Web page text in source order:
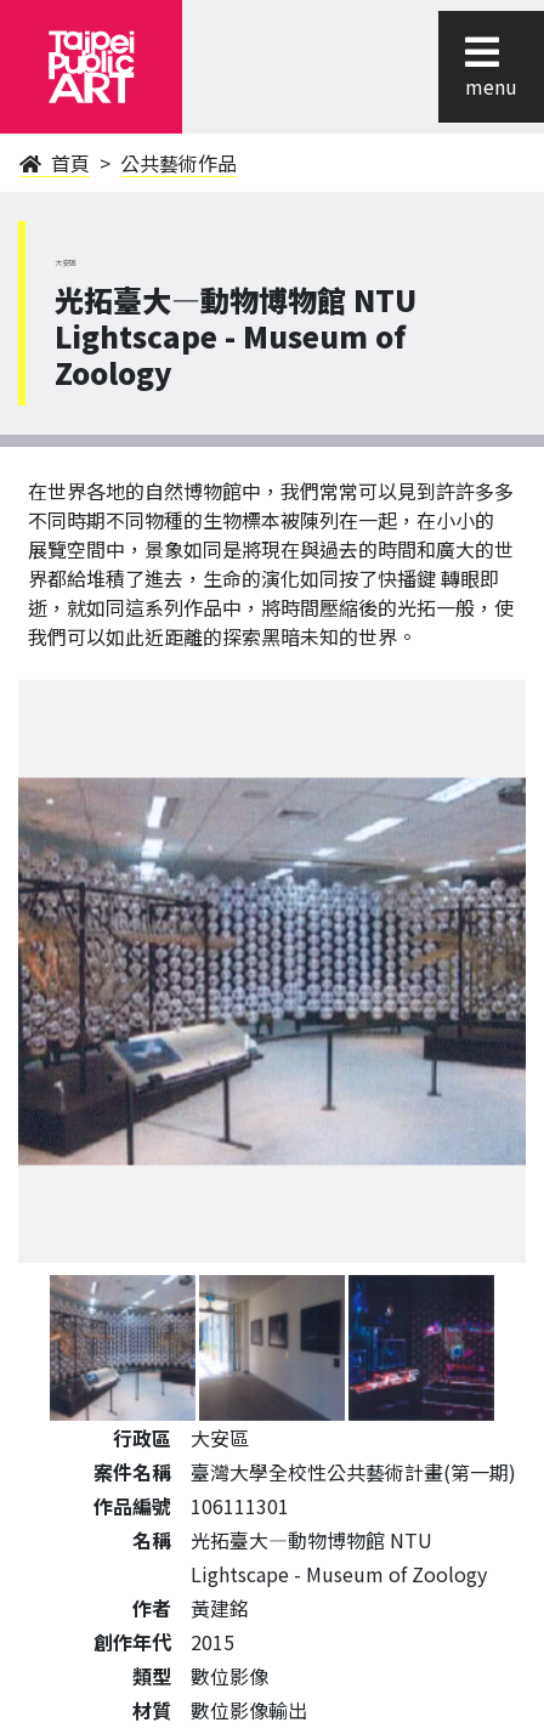
menu
首頁 公共藝術作品
大安區
光拓臺大—動物博物館 NTU
Lightscape - Museum of
Zoology
在世界各地的自然博物館中，我們常常可以見到許許多多
不同時期不同物種的生物標本被陳列在一起，在小小的
展覽空間中，景象如同是將現在與過去的時間和廣大的世
界都給堆積了進去，生命的演化如同按了快播鍵 轉眼即
逝，就如同這系列作品中，將時間壓縮後的光拓一般，使
我們可以如此近距離的探索黑暗未知的世界。
公共藝術作品詳細資料
行政區
大安區
案件名稱
臺灣大學全校性公共藝術計畫(第一期)
作品編號
106111301
名稱
光拓臺大—動物博物館 NTU
Lightscape - Museum of Zoology
作者
黃建銘
創作年代
2015
類型
數位影像
材質
數位影像輸出